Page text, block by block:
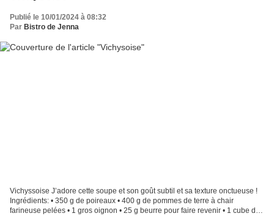
Publié le 10/01/2024 à 08:32
Par Bistro de Jenna
Vichyssoise J’adore cette soupe et son goût subtil et sa texture onctueuse !
Ingrédients: • 350 g de poireaux • 400 g de pommes de terre à chair
farineuse pelées • 1 gros oignon • 25 g beurre pour faire revenir • 1 cube de